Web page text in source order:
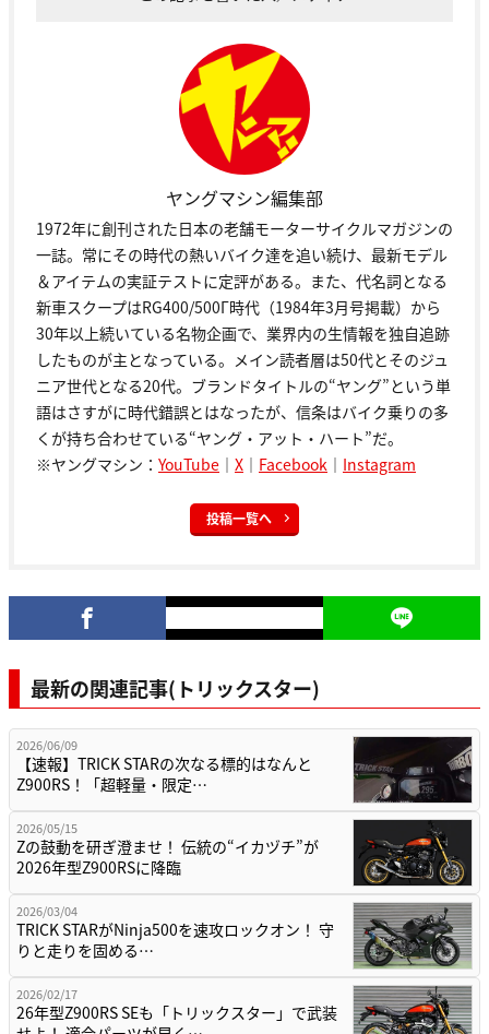
ヤングマシン編集部
1972年に創刊された日本の老舗モーターサイクルマガジンの
一誌。常にその時代の熱いバイク達を追い続け、最新モデル
＆アイテムの実証テストに定評がある。また、代名詞となる
新車スクープはRG400/500Γ時代（1984年3月号掲載）から
30年以上続いている名物企画で、業界内の生情報を独自追跡
したものが主となっている。メイン読者層は50代とそのジュ
ニア世代となる20代。ブランドタイトルの“ヤング”という単
語はさすがに時代錯誤とはなったが、信条はバイク乗りの多
くが持ち合わせている“ヤング・アット・ハート”だ。
※ヤングマシン： YouTube ｜ X ｜ Facebook ｜ Instagram
投稿一覧へ
最新の関連記事(トリックスター)
2026/06/09
【速報】TRICK STARの次なる標的はなんと
Z900RS！「超軽量・限定…
2026/05/15
Zの鼓動を研ぎ澄ませ！ 伝統の“イカヅチ”が
2026年型Z900RSに降臨
2026/03/04
TRICK STARがNinja500を速攻ロックオン！ 守
りと走りを固める…
2026/02/17
26年型Z900RS SEも「トリックスター」で武装